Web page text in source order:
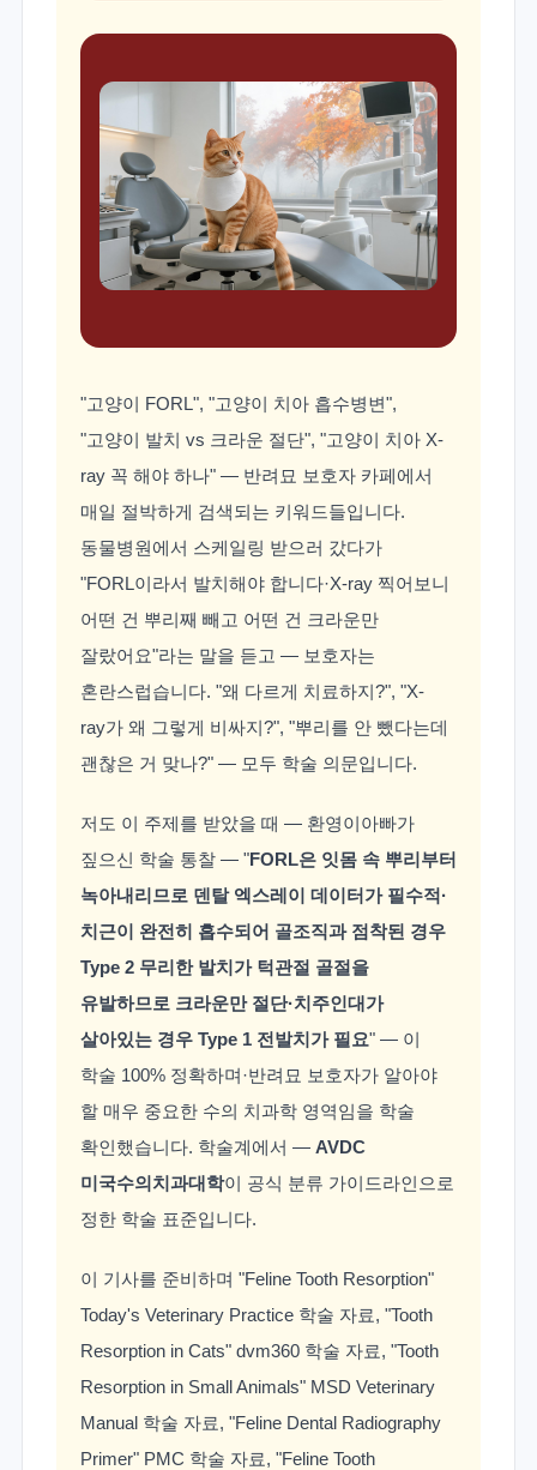
"고양이 FORL", "고양이 치아 흡수병변",
"고양이 발치 vs 크라운 절단", "고양이 치아 X-
ray 꼭 해야 하나" — 반려묘 보호자 카페에서
매일 절박하게 검색되는 키워드들입니다.
동물병원에서 스케일링 받으러 갔다가
"FORL이라서 발치해야 합니다·X-ray 찍어보니
어떤 건 뿌리째 빼고 어떤 건 크라운만
잘랐어요"라는 말을 듣고 — 보호자는
혼란스럽습니다. "왜 다르게 치료하지?", "X-
ray가 왜 그렇게 비싸지?", "뿌리를 안 뺐다는데
괜찮은 거 맞나?" — 모두 학술 의문입니다.
저도 이 주제를 받았을 때 — 환영이아빠가
짚으신 학술 통찰 — "FORL은 잇몸 속 뿌리부터
녹아내리므로 덴탈 엑스레이 데이터가 필수적·
치근이 완전히 흡수되어 골조직과 점착된 경우
Type 2 무리한 발치가 턱관절 골절을
유발하므로 크라운만 절단·치주인대가
살아있는 경우 Type 1 전발치가 필요" — 이
학술 100% 정확하며·반려묘 보호자가 알아야
할 매우 중요한 수의 치과학 영역임을 학술
확인했습니다. 학술계에서 — AVDC
미국수의치과대학이 공식 분류 가이드라인으로
정한 학술 표준입니다.
이 기사를 준비하며 "Feline Tooth Resorption"
Today's Veterinary Practice 학술 자료, "Tooth
Resorption in Cats" dvm360 학술 자료, "Tooth
Resorption in Small Animals" MSD Veterinary
Manual 학술 자료, "Feline Dental Radiography
Primer" PMC 학술 자료, "Feline Tooth